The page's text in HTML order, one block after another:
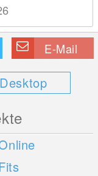
E-Mail
Desktop